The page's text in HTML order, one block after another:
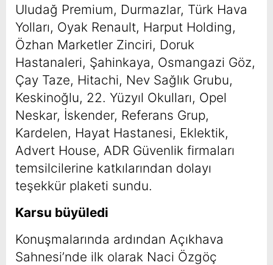
Uludağ Premium, Durmazlar, Türk Hava
Yolları, Oyak Renault, Harput Holding,
Özhan Marketler Zinciri, Doruk
Hastanaleri, Şahinkaya, Osmangazi Göz,
Çay Taze, Hitachi, Nev Sağlık Grubu,
Keskinoğlu, 22. Yüzyıl Okulları, Opel
Neskar, İskender, Referans Grup,
Kardelen, Hayat Hastanesi, Eklektik,
Advert House, ADR Güvenlik firmaları
temsilcilerine katkılarından dolayı
teşekkür plaketi sundu.
Karsu büyüledi
Konuşmalarında ardından Açıkhava
Sahnesi’nde ilk olarak Naci Özgöç